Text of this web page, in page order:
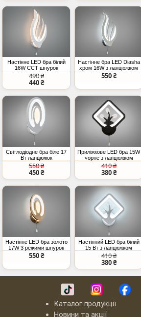
Настінне LED бра білий
16W CCT шнурок
490 ₴
440 ₴
Настінне бра LED Diasha
хром 16W з ланцюжком
550 ₴
Світлодіодне бра біле 17
Вт ланцюжок
550 ₴
450 ₴
Приліжкове LED бра 15W
чорне з ланцюжком
410 ₴
380 ₴
Настінне LED бра золото
17W 3 режими шнурок
550 ₴
Настінний LED бра білий
15 Вт з ланцюжком
410 ₴
380 ₴
Каталог продукції
Новини та акції